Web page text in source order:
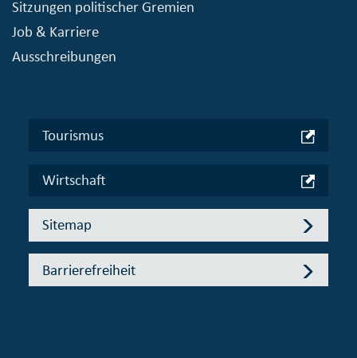
Sitzungen politischer Gremien
Job & Karriere
Ausschreibungen
Tourismus
Wirtschaft
Sitemap
Barrierefreiheit